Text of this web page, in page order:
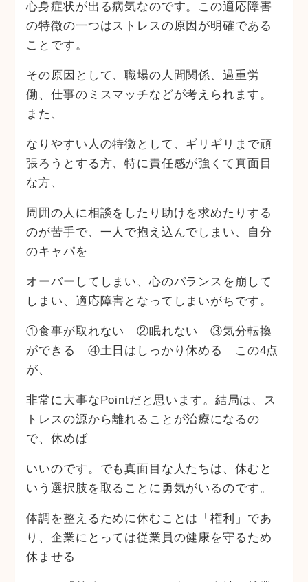
心身症状が出る病気なのです。この適応障害
の特徴の一つはストレスの原因が明確である
ことです。
その原因として、職場の人間関係、過重労
働、仕事のミスマッチなどが考えられます。
また、
なりやすい人の特徴として、ギリギリまで頑
張ろうとする方、特に責任感が強くて真面目
な方、
周囲の人に相談をしたり助けを求めたりする
のが苦手で、一人で抱え込んでしまい、自分
のキャパを
オーバーしてしまい、心のバランスを崩して
しまい、適応障害となってしまいがちです。
①食事が取れない ②眠れない ③気分転換
ができる ④土日はしっかり休める この4点
が、
非常に大事なPointだと思います。結局は、ス
トレスの源から離れることが治療になるの
で、休めば
いいのです。でも真面目な人たちは、休むと
いう選択肢を取ることに勇気がいるのです。
体調を整えるために休むことは「権利」であ
り、企業にとっては従業員の健康を守るため
休ませる